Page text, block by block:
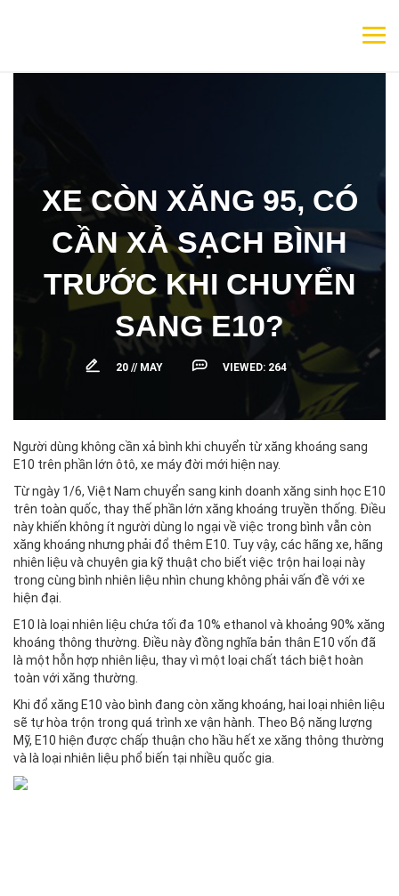
XE CÒN XĂNG 95, CÓ
CẦN XẢ SẠCH BÌNH
TRƯỚC KHI CHUYỂN
SANG E10?
20 //MAY VIEWED: 264
Người dùng không cần xả bình khi chuyển từ xăng khoáng sang
E10 trên phần lớn ôtô, xe máy đời mới hiện nay.
Từ ngày 1/6, Việt Nam chuyển sang kinh doanh xăng sinh học E10
trên toàn quốc, thay thế phần lớn xăng khoáng truyền thống. Điều
này khiến không ít người dùng lo ngại về việc trong bình vẫn còn
xăng khoáng nhưng phải đổ thêm E10. Tuy vậy, các hãng xe, hãng
nhiên liệu và chuyên gia kỹ thuật cho biết việc trộn hai loại này
trong cùng bình nhiên liệu nhìn chung không phải vấn đề với xe
hiện đại.
E10 là loại nhiên liệu chứa tối đa 10% ethanol và khoảng 90% xăng
khoáng thông thường. Điều này đồng nghĩa bản thân E10 vốn đã
là một hỗn hợp nhiên liệu, thay vì một loại chất tách biệt hoàn
toàn với xăng thường.
Khi đổ xăng E10 vào bình đang còn xăng khoáng, hai loại nhiên liệu
sẽ tự hòa trộn trong quá trình xe vận hành. Theo Bộ năng lượng
Mỹ, E10 hiện được chấp thuận cho hầu hết xe xăng thông thường
và là loại nhiên liệu phổ biến tại nhiều quốc gia.